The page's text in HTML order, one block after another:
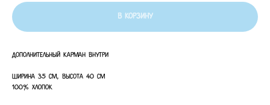
В корзину
Дополнительный карман внутри
Ширина 35 см, Высота 40 см
100% Хлопок